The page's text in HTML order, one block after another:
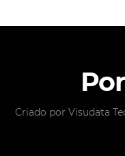
Criado por Visudata